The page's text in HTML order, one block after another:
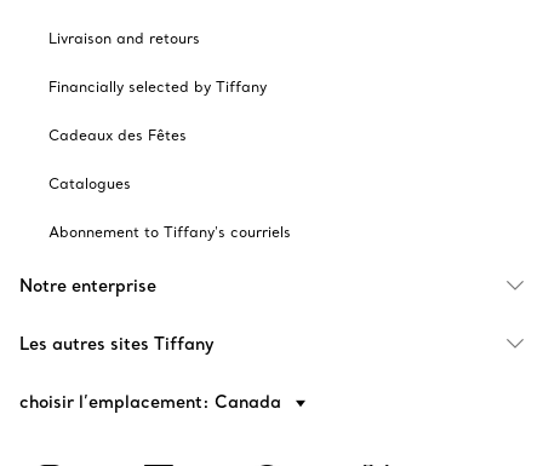
Livraison and retours
Financially selected by Tiffany
Cadeaux des Fêtes
Catalogues
Abonnement to Tiffany's courriels
Notre enterprise
Les autres sites Tiffany
choisir l’emplacement: Canada